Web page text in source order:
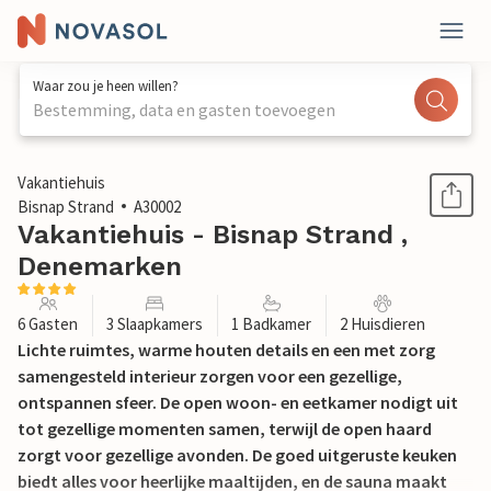
Waar zou je heen willen?
Bestemming, data en gasten toevoegen
1 / 23
Vakantiehuis
Bisnap Strand
A30002
Vakantiehuis - Bisnap Strand ,
Denemarken
6 Gasten 3 Slaapkamers 1 Badkamer 2 Huisdieren
Lichte ruimtes, warme houten details en een met zorg
samengesteld interieur zorgen voor een gezellige,
ontspannen sfeer. De open woon- en eetkamer nodigt uit
tot gezellige momenten samen, terwijl de open haard
zorgt voor gezellige avonden. De goed uitgeruste keuken
biedt alles voor heerlijke maaltijden, en de sauna maakt